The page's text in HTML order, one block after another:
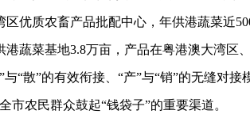
区优质农畜产品批配中心，年供港蔬菜近
港蔬菜基地3.8万亩，产品在粤港澳大湾区
与“散”的有效衔接、“产”与“销”的无缝对
市农民群众鼓起“钱袋子”的重要渠道。